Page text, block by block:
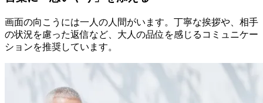
画面の向こうには一人の人間がいます。丁寧な挨拶や、相手
の状況を慮った返信など、大人の品位を感じるコミュニケー
ションを推奨しています。